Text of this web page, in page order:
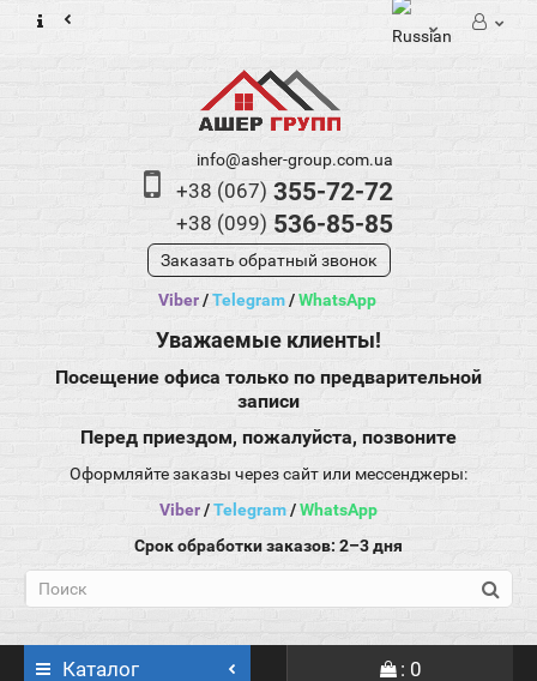
info@asher-group.com.ua
+38 (067) 355-72-72
+38 (099) 536-85-85
Заказать обратный звонок
Viber/Telegram/WhatsApp
Уважаемые клиенты!
Посещение офиса только по предварительной
записи
Перед приездом, пожалуйста, позвоните
Оформляйте заказы через сайт или мессенджеры:
Viber/Telegram/WhatsApp
Срок обработки заказов: 2–3 дня
Каталог : 0